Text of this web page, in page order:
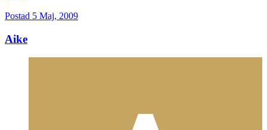
Postad 5 Maj, 2009
Aike